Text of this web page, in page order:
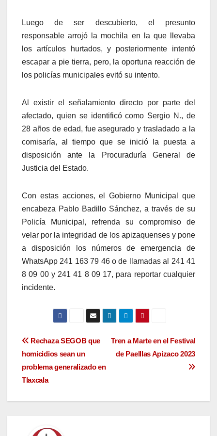
Luego de ser descubierto, el presunto
responsable arrojó la mochila en la que llevaba
los artículos hurtados, y posteriormente intentó
escapar a pie tierra, pero, la oportuna reacción de
los policías municipales evitó su intento.
Al existir el señalamiento directo por parte del
afectado, quien se identificó como Sergio N., de
28 años de edad, fue asegurado y trasladado a la
comisaría, al tiempo que se inició la puesta a
disposición ante la Procuraduría General de
Justicia del Estado.
Con estas acciones, el Gobierno Municipal que
encabeza Pablo Badillo Sánchez, a través de su
Policía Municipal, refrenda su compromiso de
velar por la integridad de los apizaquenses y pone
a disposición los números de emergencia de
WhatsApp 241 163 79 46 o de llamadas al 241 41
8 09 00 y 241 41 8 09 17, para reportar cualquier
incidente.
Navegación
de
entradas
Tren a Marte en el Festival
de Paelllas Apizaco 2023
Rechaza SEGOB que
homicidios sean un
problema generalizado en
Tlaxcala